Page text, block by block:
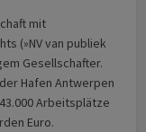
mit
(»NV van publiek
Gesellschafter.
Hafen Antwerpen
Arbeitsplätze
Euro.